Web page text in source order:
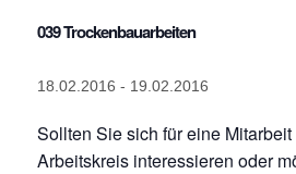
039 Trockenbauarbeiten
18.02.2016 - 19.02.2016
Sollten Sie sich für eine
Arbeitskreis interessieren oder